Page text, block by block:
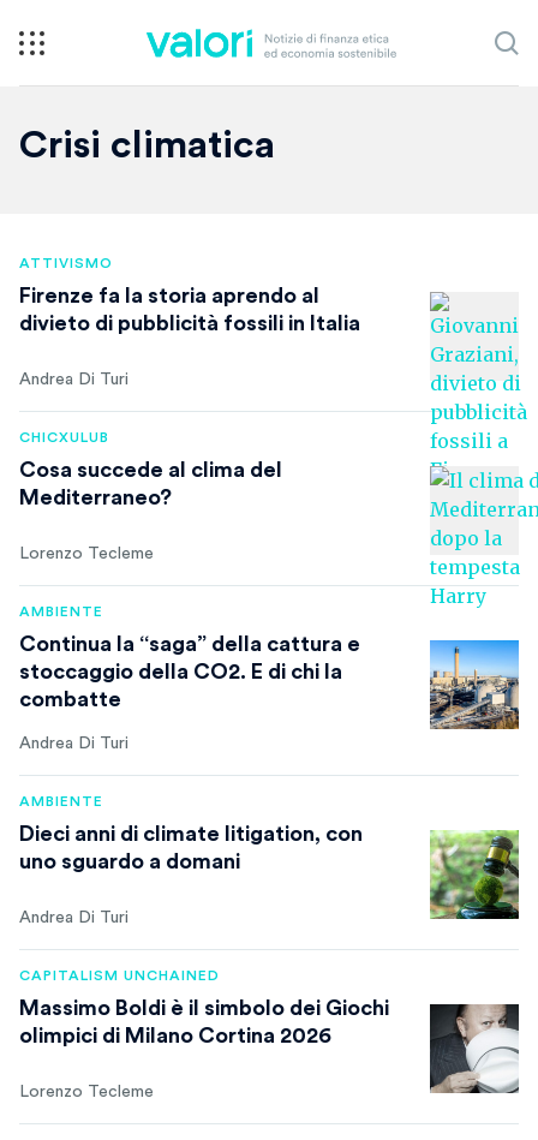
Crisi climatica
ATTIVISMO
Firenze fa la storia aprendo al
divieto di pubblicità fossili in Italia
Andrea Di Turi
CHICXULUB
Cosa succede al clima del
Mediterraneo?
Lorenzo Tecleme
AMBIENTE
Continua la “saga” della cattura e
stoccaggio della CO2. E di chi la
combatte
Andrea Di Turi
AMBIENTE
Dieci anni di climate litigation, con
uno sguardo a domani
Andrea Di Turi
CAPITALISM UNCHAINED
Massimo Boldi è il simbolo dei Giochi
olimpici di Milano Cortina 2026
Lorenzo Tecleme